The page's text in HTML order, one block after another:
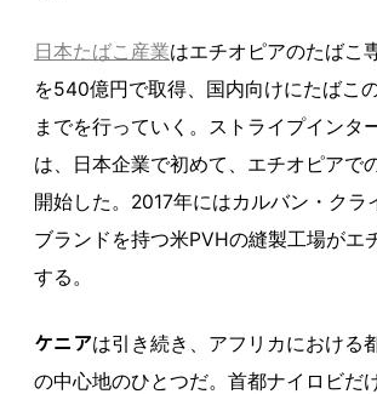
日本たばこ産業はエチオピアのたばこ
を540億円で取得、国内向けにたばこ
までを行っていく。ストライプインタ
は、日本企業で初めて、エチオピアで
開始した。2017年にはカルバン・クラ
ブランドを持つ米PVHの縫製工場がエ
する。
ケニアは引き続き、アフリカにおける
の中心地のひとつだ。首都ナイロビだ